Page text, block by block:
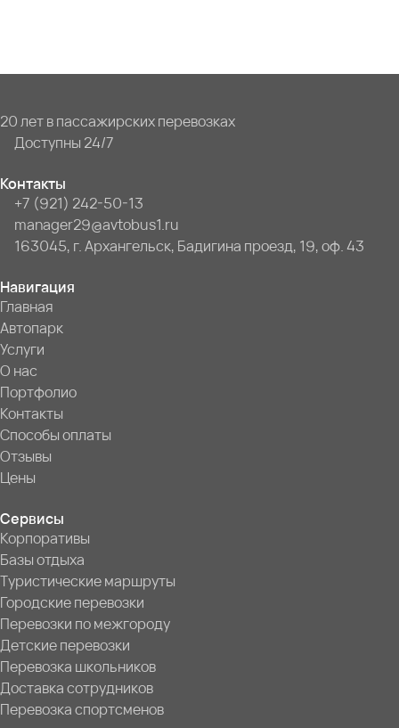
20 лет в пассажирских перевозках
Доступны 24/7
Контакты
+7 (921) 242-50-13
manager29@avtobus1.ru
163045, г. Архангельск, Бадигина проезд, 19, оф. 43
Навигация
Главная
Автопарк
Услуги
О нас
Портфолио
Контакты
Способы оплаты
Отзывы
Цены
Сервисы
Корпоративы
Базы отдыха
Туристические маршруты
Городские перевозки
Перевозки по межгороду
Детские перевозки
Перевозка школьников
Доставка сотрудников
Перевозка спортсменов